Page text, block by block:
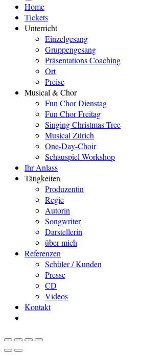
Home
Tickets
Unterricht
Einzelgesang
Gruppengesang
Präsentations Coaching
Ort
Preise
Musical & Chor
Fun Chor Dienstag
Fun Chor Freitag
Singing Christmas Tree
Musical Zürich
One-Day-Choir
Schauspiel Workshop
Ihr Anlass
Tätigkeiten
Produzentin
Regie
Autorin
Songwriter
Darstellerin
über mich
Referenzen
Schüler / Kunden
Presse
CD
Videos
Kontakt